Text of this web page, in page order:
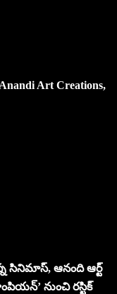
Art Creations,
సినిమాస్, ఆనంది ఆర్ట్
నుంచి రస్టిక్